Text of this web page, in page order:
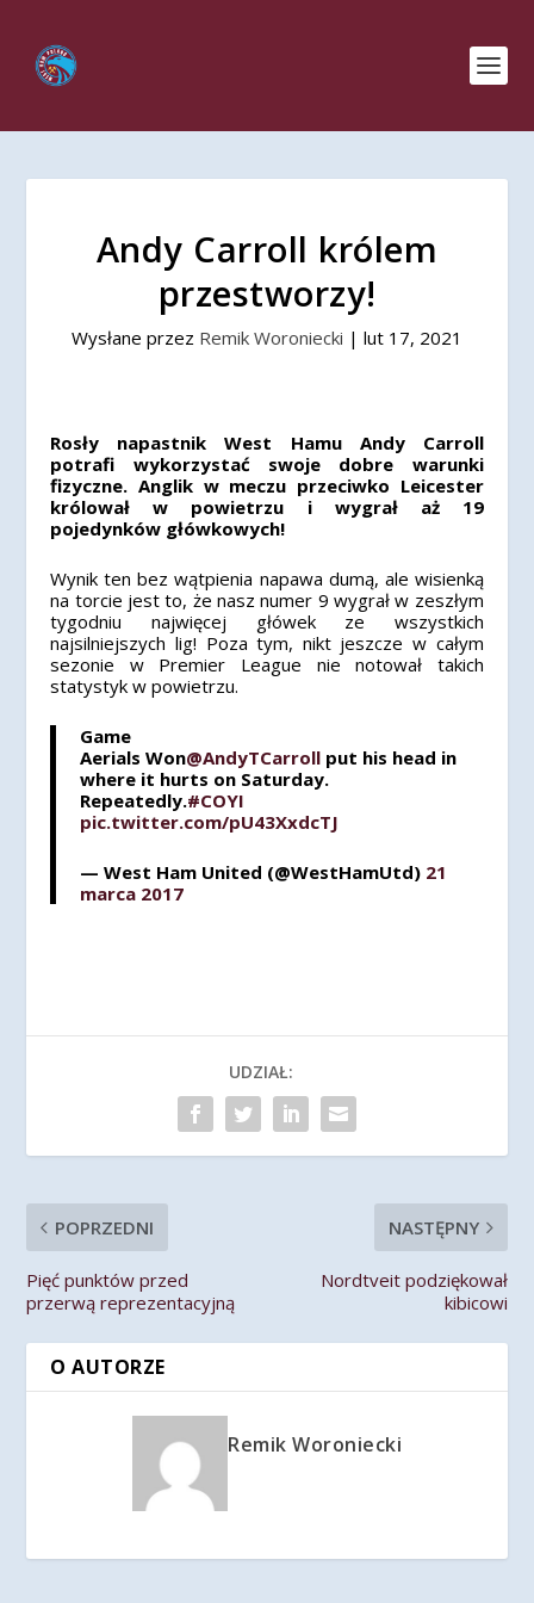
Andy Carroll królem
przestworzy!
Wysłane przez Remik Woroniecki | lut 17, 2021
Rosły napastnik West Hamu Andy Carroll
potrafi wykorzystać swoje dobre warunki
fizyczne. Anglik w meczu przeciwko Leicester
królował w powietrzu i wygrał aż 19
pojedynków główkowych!
Wynik ten bez wątpienia napawa dumą, ale wisienką
na torcie jest to, że nasz numer 9 wygrał w zeszłym
tygodniu najwięcej główek ze wszystkich
najsilniejszych lig! Poza tym, nikt jeszcze w całym
sezonie w Premier League nie notował takich
statystyk w powietrzu.
Game
Aerials Won@AndyTCarroll put his head in
where it hurts on Saturday.
Repeatedly.#COYI
pic.twitter.com/pU43XxdcTJ
— West Ham United (@WestHamUtd) 21
marca 2017
UDZIAŁ:
POPRZEDNI
Pięć punktów przed
przerwą reprezentacyjną
NASTĘPNY
Nordtveit podziękował
kibicowi
O AUTORZE
Remik Woroniecki